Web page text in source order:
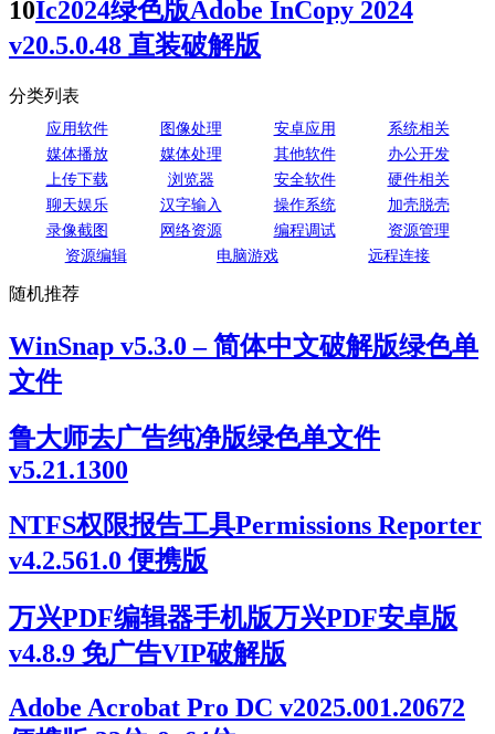
10Ic2024绿色版Adobe InCopy 2024
v20.5.0.48 直装破解版
分类列表
应用软件 图像处理 安卓应用
系统相关
媒体播放
媒体处理 其他软件
办公开发
上传下载
浏览器 安全软件
硬件相关
聊天娱乐
汉字输入 操作系统
加壳脱壳
录像截图
网络资源 编程调试
资源管理
资源编辑
电脑游戏 远程连接
随机推荐
WinSnap v5.3.0 – 简体中文破解版绿色单
文件
鲁大师去广告纯净版绿色单文件
v5.21.1300
NTFS权限报告工具Permissions Reporter
v4.2.561.0 便携版
万兴PDF编辑器手机版万兴PDF安卓版
v4.8.9 免广告VIP破解版
Adobe Acrobat Pro DC v2025.001.20672